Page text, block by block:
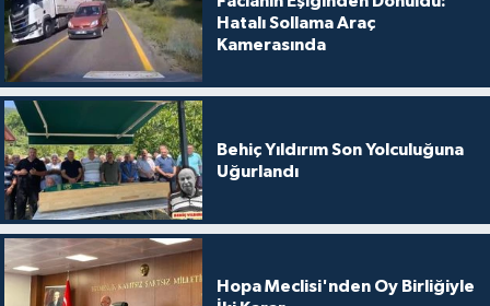
Hatalı Sollama Araç
Kamerasında
Behiç Yıldırım Son Yolculuğuna
Uğurlandı
Hopa Meclisi'nden Oy Birliğiyle